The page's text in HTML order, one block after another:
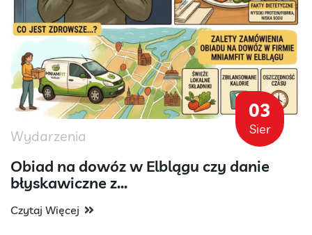
03
Sier
Wydarzenia
Obiad na dowóz w Elblągu czy danie
błyskawiczne z...
Czytaj Więcej